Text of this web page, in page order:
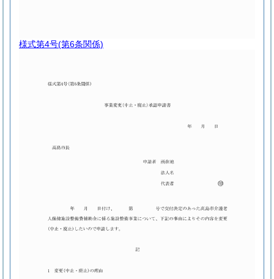
様式第4号(第6条関係)